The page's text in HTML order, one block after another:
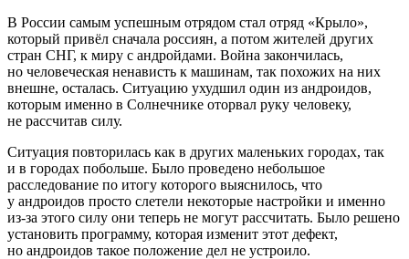
В России самым успешным отрядом стал отряд «Крыло»,
который привёл сначала россиян, а потом жителей других
стран СНГ, к миру с андройдами. Война закончилась,
но человеческая ненависть к машинам, так похожих на них
внешне, осталась. Ситуацию ухудшил один из андроидов,
которым именно в Солнечнике оторвал руку человеку,
не рассчитав силу.
Ситуация повторилась как в других маленьких городах, так
и в городах побольше. Было проведено небольшое
расследование по итогу которого выяснилось, что
у андроидов просто слетели некоторые настройки и именно
из-за этого силу они теперь не могут рассчитать. Было решено
установить программу, которая изменит этот дефект,
но андроидов такое положение дел не устроило.